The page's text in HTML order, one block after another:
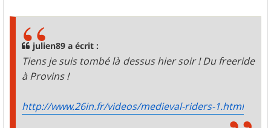
julien89 a écrit :
Tiens je suis tombé là dessus hier soir ! Du freeride
à Provins !
http://www.26in.fr/videos/medieval-riders-1.html